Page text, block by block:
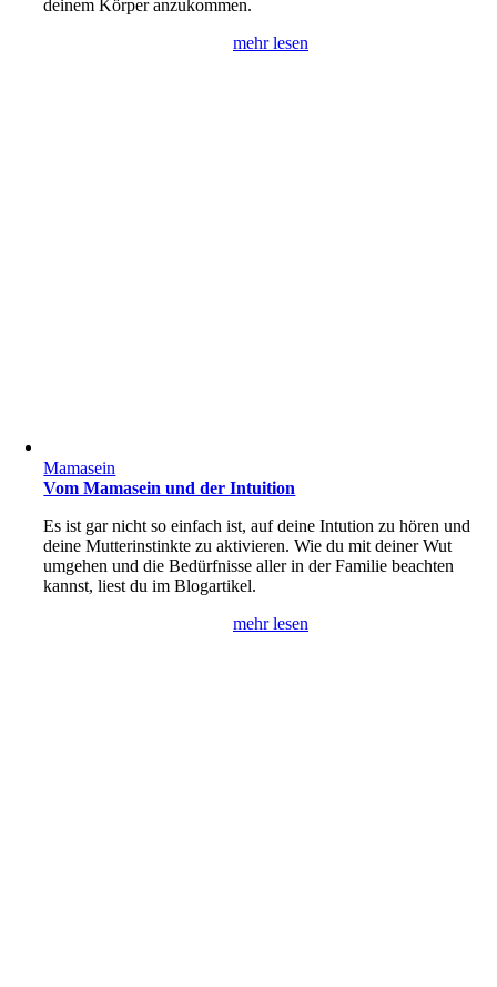
deinem Körper anzukommen.
mehr lesen
Mamasein
Vom Mamasein und der Intuition
Es ist gar nicht so einfach ist, auf deine Intution zu hören und
deine Mutterinstinkte zu aktivieren. Wie du mit deiner Wut
umgehen und die Bedürfnisse aller in der Familie beachten
kannst, liest du im Blogartikel.
mehr lesen